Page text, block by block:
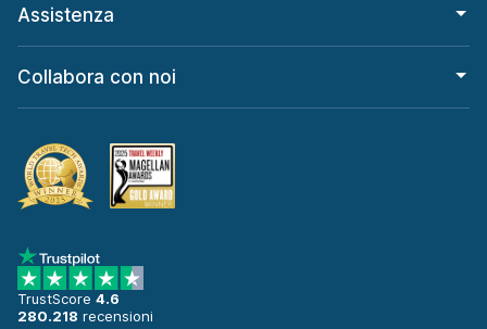
Assistenza
Collabora con noi
TrustScore 4.6
280.218 recensioni